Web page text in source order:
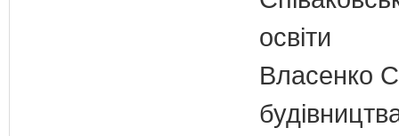
освіти
Власенко